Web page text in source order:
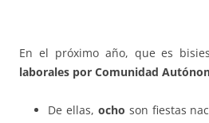
En el próximo año, que es
laborales por Comunidad
De ellas, ocho son fiestas